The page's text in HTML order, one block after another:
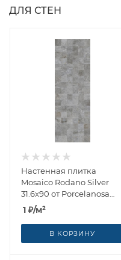
ДЛЯ СТЕН
Настенная плитка
Mosaico Rodano Silver
31.6x90 от Porcelanosa
(Испания)
1 ₽/м²
В КОРЗИНУ